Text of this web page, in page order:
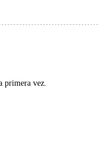
primera vez.